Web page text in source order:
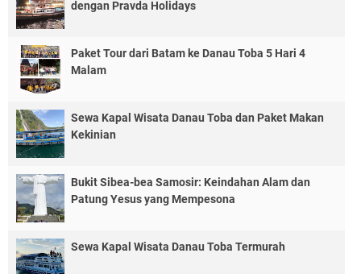
dengan Pravda Holidays
Paket Tour dari Batam ke Danau Toba 5 Hari 4
Malam
Sewa Kapal Wisata Danau Toba dan Paket Makan
Kekinian
Bukit Sibea-bea Samosir: Keindahan Alam dan
Patung Yesus yang Mempesona
Sewa Kapal Wisata Danau Toba Termurah